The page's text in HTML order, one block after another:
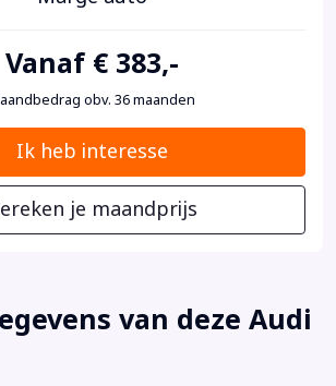
Vanaf € 383,-
obv. 36 maanden
Ik heb interesse
je maandprijs
van deze Audi